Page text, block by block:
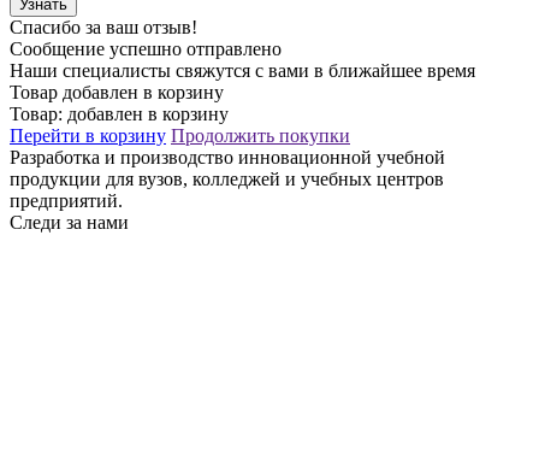
Узнать
Спасибо за ваш отзыв!
Сообщение успешно отправлено
Наши специалисты свяжутся с вами в ближайшее время
Товар добавлен в корзину
Товар: добавлен в корзину
Перейти в корзину Продолжить покупки
Разработка и производство инновационной учебной
продукции для вузов, колледжей и учебных центров
предприятий.
Следи за нами